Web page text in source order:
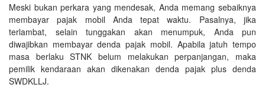
Meski bukan perkara yang mendesak, Anda memang sebaiknya
membayar pajak mobil Anda tepat waktu. Pasalnya, jika
terlambat, selain tunggakan akan menumpuk, Anda pun
diwajibkan membayar denda pajak mobil. Apabila jatuh tempo
masa berlaku STNK belum melakukan perpanjangan, maka
pemilik kendaraan akan dikenakan denda pajak plus denda
SWDKLLJ.